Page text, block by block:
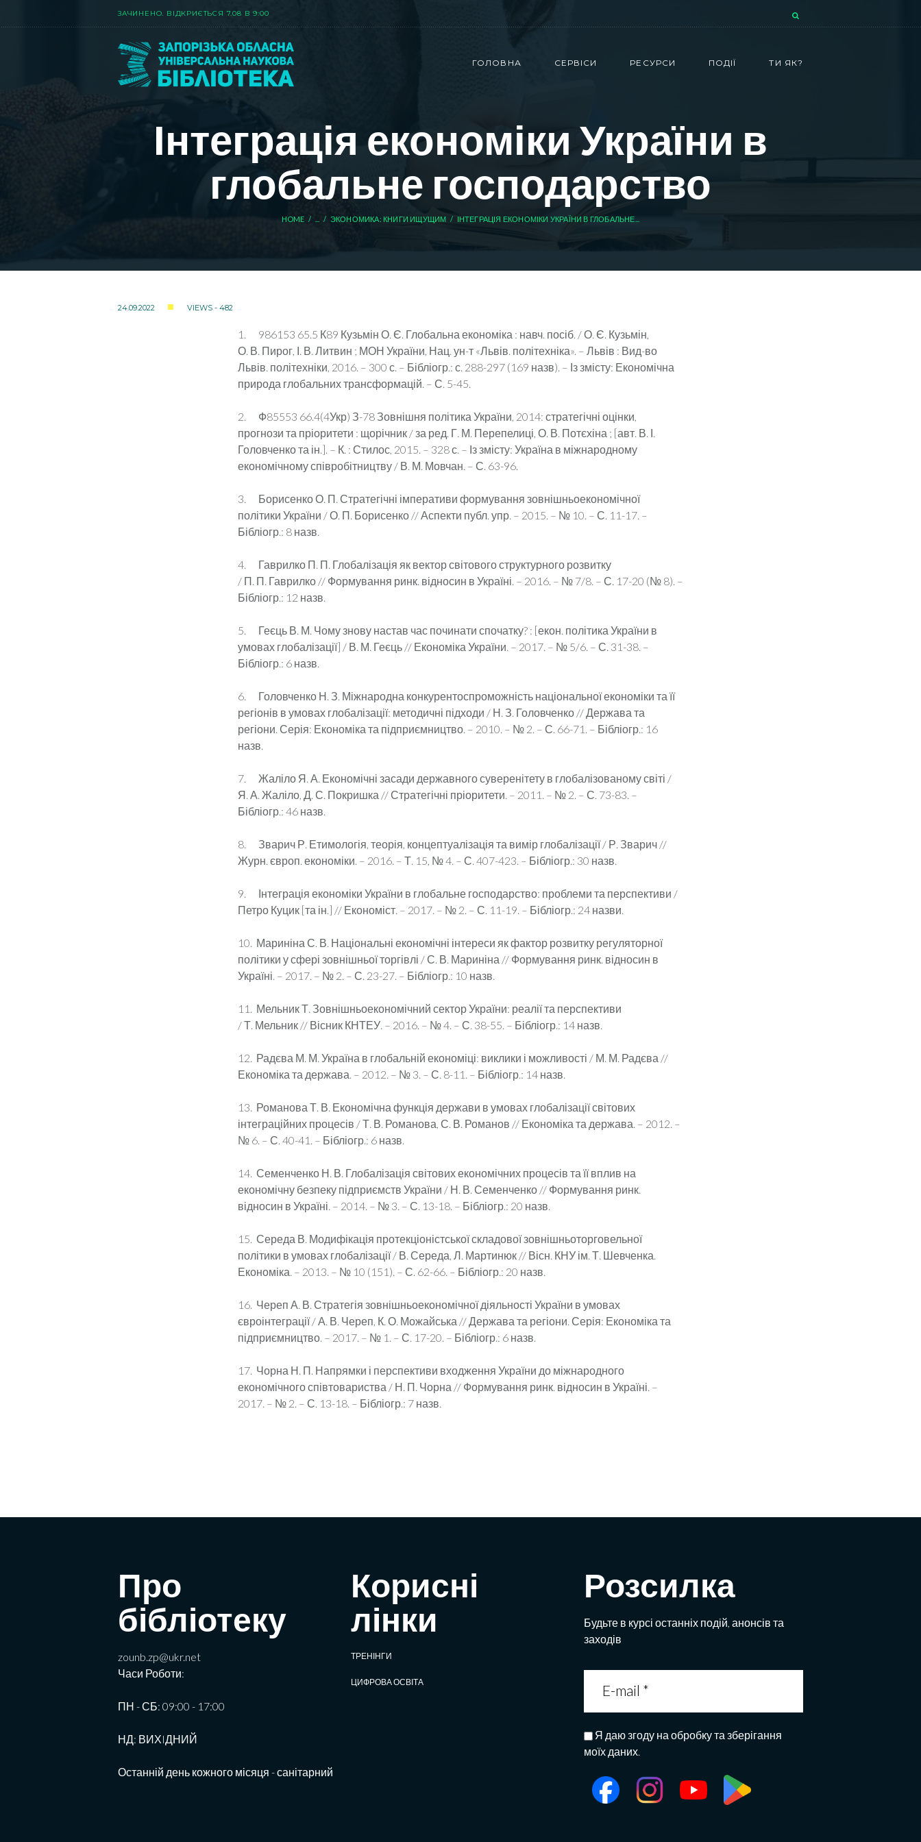
ЗАЧИНЕНО. ВIДКРИЄТЬСЯ 7.08 В 9:00
ГОЛОВНА СЕРВІСИ РЕСУРСИ ПОДІЇ ТИ ЯК?
Інтеграція економіки України в
глобальне господарство
HOME ЭКОНОМИКА: КНИГИ ИЩУЩИМ ІНТЕГРАЦІЯ ЕКОНОМІКИ УКРАЇНИ В ГЛОБАЛЬНЕ...
24.09.2022 VIEWS - 482
1. 986153 65.5 К89 Кузьмін О. Є. Глобальна економіка : навч. посіб. / О. Є. Кузьмін,
О. В. Пирог, І. В. Литвин ; МОН України, Нац. ун-т «Львів. політехніка». – Львів : Вид-во
Львів. політехніки, 2016. – 300 с. – Бібліогр.: с. 288-297 (169 назв). – Із змісту: Економічна
природа глобальних трансформацій. – С. 5-45.
2. Ф85553 66.4(4Укр) З-78 Зовнішня політика України, 2014: стратегічні оцінки,
прогнози та пріоритети : щорічник / за ред. Г. М. Перепелиці, О. В. Потєхіна ; [авт. В. І.
Головченко та ін.]. – К. : Стилос, 2015. – 328 с. – Із змісту: Україна в міжнародному
економічному співробітництву / В. М. Мовчан. – С. 63-96.
3. Борисенко О. П. Стратегічні імперативи формування зовнішньоекономічної
політики України / О. П. Борисенко // Аспекти публ. упр. – 2015. – № 10. – С. 11-17. –
Бібліогр.: 8 назв.
4. Гаврилко П. П. Глобалізація як вектор світового структурного розвитку
/ П. П. Гаврилко // Формування ринк. відносин в Україні. – 2016. – № 7/8. – С. 17-20 (№ 8). –
Бібліогр.: 12 назв.
5. Геєць В. М. Чому знову настав час починати спочатку? : [екон. політика України в
умовах глобалізації] / В. М. Геєць // Економіка України. – 2017. – № 5/6. – С. 31-38. –
Бібліогр.: 6 назв.
6. Головченко Н. З. Міжнародна конкурентоспроможність національної економіки та її
регіонів в умовах глобалізації: методичні підходи / Н. З. Головченко // Держава та
регіони. Серія: Економіка та підприємництво. – 2010. – № 2. – С. 66-71. – Бібліогр.: 16
назв.
7. Жаліло Я. А. Економічні засади державного суверенітету в глобалізованому світі /
Я. А. Жаліло, Д. С. Покришка // Стратегічні пріоритети. – 2011. – № 2. – С. 73-83. –
Бібліогр.: 46 назв.
8. Зварич Р. Етимологія, теорія, концептуалізація та вимір глобалізації / Р. Зварич //
Журн. європ. економіки. – 2016. – Т. 15, № 4. – С. 407-423. – Бібліогр.: 30 назв.
9. Інтеграція економіки України в глобальне господарство: проблеми та перспективи /
Петро Куцик [та ін.] // Економіст. – 2017. – № 2. – С. 11-19. – Бібліогр.: 24 назви.
10. Мариніна С. В. Національні економічні інтереси як фактор розвитку регуляторної
політики у сфері зовнішньої торгівлі / С. В. Мариніна // Формування ринк. відносин в
Україні. – 2017. – № 2. – С. 23-27. – Бібліогр.: 10 назв.
11. Мельник Т. Зовнішньоекономічний сектор України: реалії та перспективи
/ Т. Мельник // Вісник КНТЕУ. – 2016. – № 4. – С. 38-55. – Бібліогр.: 14 назв.
12. Радєва М. М. Україна в глобальній економіці: виклики і можливості / М. М. Радєва //
Економіка та держава. – 2012. – № 3. – С. 8-11. – Бібліогр.: 14 назв.
13. Романова Т. В. Економічна функція держави в умовах глобалізації світових
інтеграційних процесів / Т. В. Романова, С. В. Романов // Економіка та держава. – 2012. –
№ 6. – С. 40-41. – Бібліогр.: 6 назв.
14. Семенченко Н. В. Глобалізація світових економічних процесів та її вплив на
економічну безпеку підприємств України / Н. В. Семенченко // Формування ринк.
відносин в Україні. – 2014. – № 3. – С. 13-18. – Бібліогр.: 20 назв.
15. Середа В. Модифікація протекціоністської складової зовнішньоторговельної
політики в умовах глобалізації / В. Середа, Л. Мартинюк // Вісн. КНУ ім. Т. Шевченка.
Економіка. – 2013. – № 10 (151). – С. 62-66. – Бібліогр.: 20 назв.
16. Череп А. В. Стратегія зовнішньоекономічної діяльності України в умовах
євроінтеграції / А. В. Череп, К. О. Можайська // Держава та регіони. Серія: Економіка та
підприємництво. – 2017. – № 1. – С. 17-20. – Бібліогр.: 6 назв.
17. Чорна Н. П. Напрямки і перспективи входження України до міжнародного
економічного співтовариства / Н. П. Чорна // Формування ринк. відносин в Україні. –
2017. – № 2. – С. 13-18. – Бібліогр.: 7 назв.
Про
бібліотеку
zounb.zp@ukr.net
Часи Роботи:
ПН - СБ: 09:00 - 17:00
НД: ВИХIДНИЙ
Останній день кожного місяця - санітарний
Корисні
лінки
ТРЕНІНГИ
ЦИФРОВА ОСВІТА
Розсилка
Будьте в курсі останніх подій, анонсів та
заходів
Я даю згоду на обробку та зберігання
моїх даних.